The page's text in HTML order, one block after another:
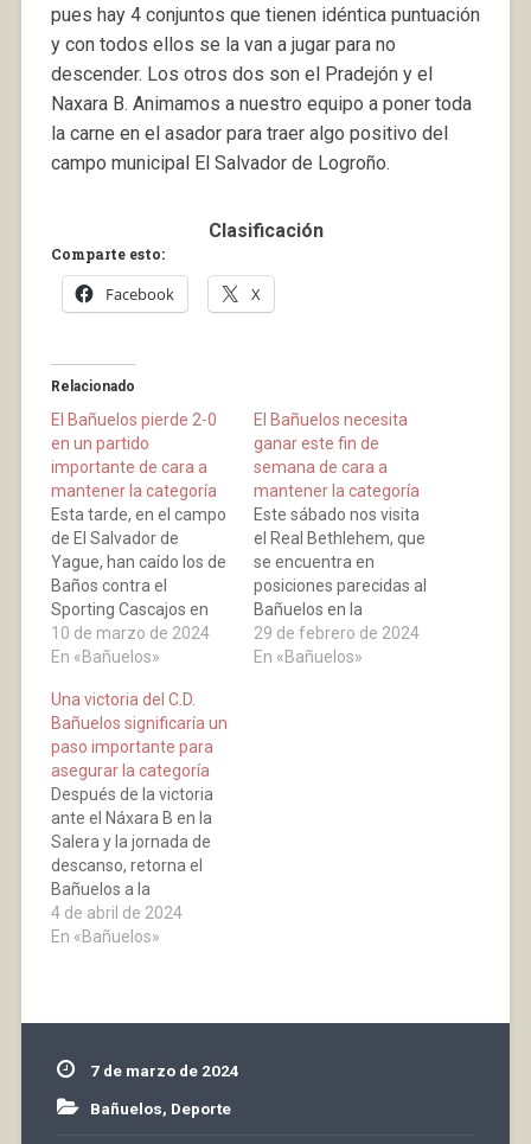
pues hay 4 conjuntos que tienen idéntica puntuación
y con todos ellos se la van a jugar para no
descender. Los otros dos son el Pradejón y el
Naxara B. Animamos a nuestro equipo a poner toda
la carne en el asador para traer algo positivo del
campo municipal El Salvador de Logroño.
Clasificación
Comparte esto:
Facebook X
Relacionado
El Bañuelos pierde 2-0
en un partido
importante de cara a
mantener la categoría
Esta tarde, en el campo
de El Salvador de
Yague, han caído los de
Baños contra el
Sporting Cascajos en
una de las varias finales
a las que se va a
de liga de cara a
mantener la categoría.
Los dos goles locales
fueron marcados…
10 de marzo de 2024
En «Bañuelos»
El Bañuelos necesita
ganar este fin de
semana de cara a
mantener la categoría
Este sábado nos visita
el Real Bethlehem, que
se encuentra en
posiciones parecidas al
Bañuelos en la
clasificación. Es uno de
los conjuntos con los
29 de febrero de 2024
En «Bañuelos»
Una victoria del C.D.
Bañuelos significaría un
paso importante para
asegurar la categoría
Después de la victoria
ante el Náxara B en la
Salera y la jornada de
descanso, retorna el
Bañuelos a la
competición. Este fin de
semana juega en su
decir tiene que…
4 de abril de 2024
En «Bañuelos»
7 de marzo de 2024
Bañuelos, Deporte